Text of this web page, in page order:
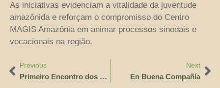
As iniciativas evidenciam a vitalidade da juventude
amazônida e reforçam o compromisso do Centro
MAGIS Amazônia em animar processos sinodais e
vocacionais na região.
Previous
Primeiro Encontro dos Bispos da Pan-Amazônia
Next
En Buena Compañía